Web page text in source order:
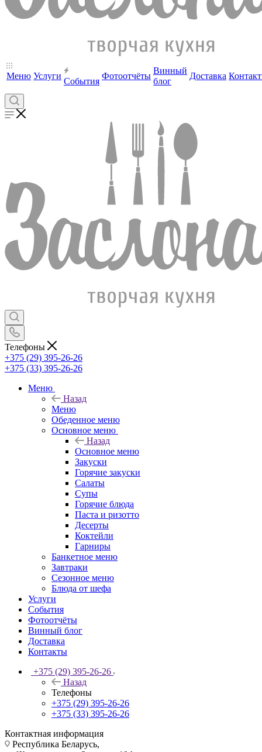
Меню Услуги
События
Фотоотчёты
Винный
блог
Доставка
Телефоны
+375 (29) 395-26-26
+375 (33) 395-26-26
Меню
Назад
Меню
Обеденное меню
Основное меню
Назад
Основное меню
Закуски
Горячие закуски
Салаты
Супы
Горячие блюда
Паста и ризотто
Десерты
Коктейли
Гарниры
Банкетное меню
Завтраки
Сезонное меню
Блюда от шефа
Услуги
События
Фотоотчёты
Винный блог
Доставка
Контакты
+375 (29) 395-26-26
Назад
Телефоны
+375 (29) 395-26-26
+375 (33) 395-26-26
Контактная информация
Республика Беларусь,